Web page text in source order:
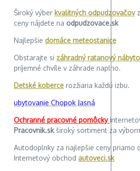
Široký výber kvalitných odpudzovačov
ceny nájdete na odpudzovace.sk
Najlepšie domáce meteostanice
Obstarajte si záhradný ratanový
príjemné chvíle v záhrade naplno.
Detské koberce rozžiaria každú izbu.
ubytovanie Chopok Jasná
Ochranné pracovné pomôcky
Pracovnik.skširoký sortiment za
Autodoplnky za najlepšie ceny priamo
Internetový obchod autoveci.sk